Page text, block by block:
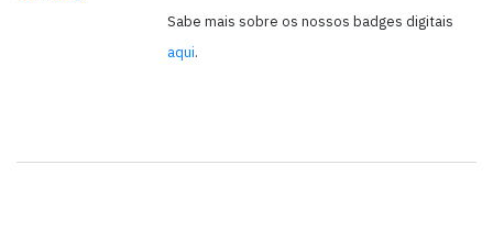
Sabe mais sobre os nossos badges digitais
aqui.